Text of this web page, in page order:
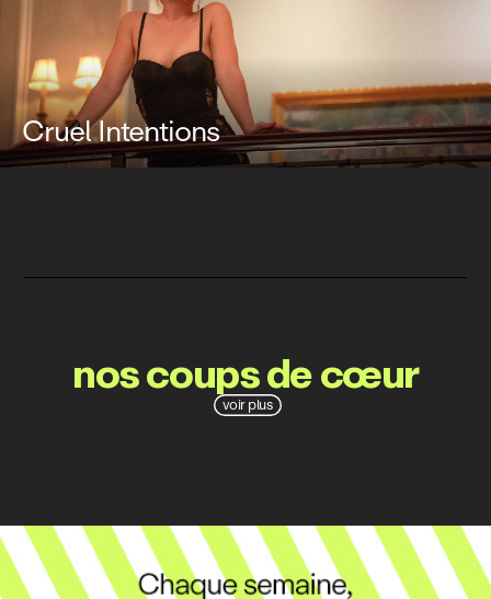
Cruel Intentions
voir plus
nos coups de cœur